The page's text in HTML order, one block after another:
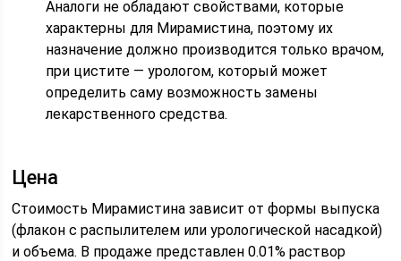
Аналоги не обладают свойствами, которые
характерны для Мирамистина, поэтому их
назначение должно производится только врачом,
при цистите — урологом, который может
определить саму возможность замены
лекарственного средства.
Цена
Стоимость Мирамистина зависит от формы выпуска
(флакон с распылителем или урологической насадкой)
и объема. В продаже представлен 0.01% раствор